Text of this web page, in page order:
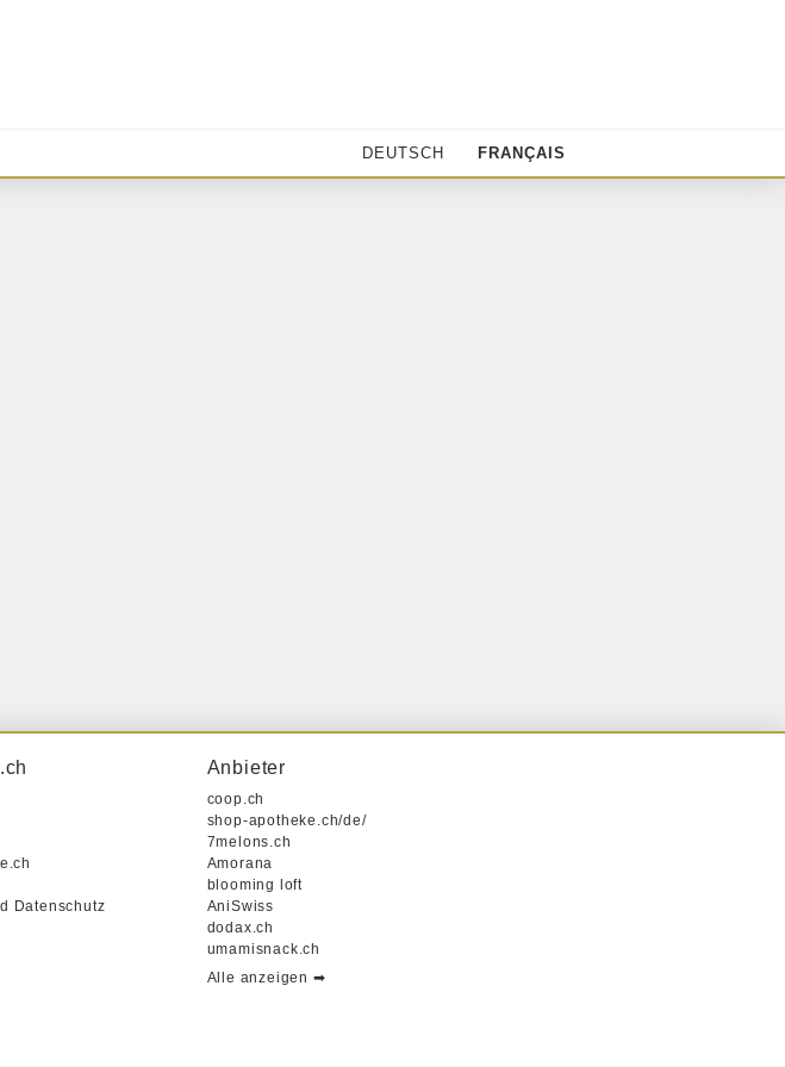
DEUTSCH FRANÇAIS
Datenschutz
Anbieter
coop.ch
shop-apotheke.ch/de/
7melons.ch
Amorana
blooming loft
AniSwiss
dodax.ch
umamisnack.ch
Alle anzeigen ➡︎